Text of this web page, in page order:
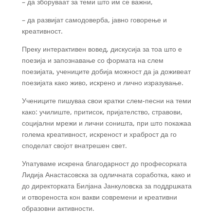
– да развијат самодоверба, јавно говорење и
креативност.
Преку интерактивен вовед, дискусија за тоа што е
поезија и запознавање со формата на слем
поезијата, учениците добија можност да ја доживеат
поезијата како живо, искрено и лично изразување.
Учениците пишуваа свои кратки слем-песни на теми
како: училиште, притисок, пријателство, стравови,
социјални мрежи и лични соништа, при што покажаа
голема креативност, искреност и храброст да го
споделат својот внатрешен свет.
Упатуваме искрена благодарност до професорката
Лидија Анастасовска за одличната соработка, како и
до директорката Билјана Јанкуловска за поддршката
и отвореноста кон вакви современи и креативни
образовни активности.